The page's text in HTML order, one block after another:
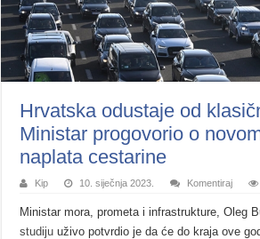
Hrvatska odustaje od
Ministar progovorio o
naplata cestarine
Kip 10. siječnja 2023. Komentiraj
Ministar mora, prometa i infrastrukture, Oleg
studiju uživo potvrdio je da će do kraja ove